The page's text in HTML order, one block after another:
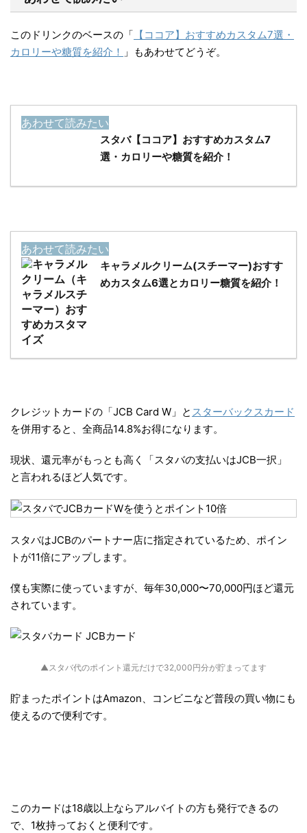
このドリンクのベースの「 【ココア】おすすめカスタム7選・
カロリーや糖質を紹介！ 」もあわせてどうぞ。
あわせて読みたい
スタバ【ココア】おすすめカスタム7
選・カロリーや糖質を紹介！
あわせて読みたい
キャラメルクリーム(スチーマー)おすす
めカスタム6選とカロリー糖質を紹介！
クレジットカードの「JCB Card W」と スターバックスカード
を併用すると、 全商品14.8%お得になります。
現状、還元率がもっとも高く「スタバの支払いはJCB一択 」
と言われるほど人気です。
スタバはJCBのパートナー店に指定されているため、 ポイン
トが11倍にアップします。
僕も実際に使っていますが、 毎年30,000〜70,000円ほど還元
されています。
▲スタバ代のポイント還元だけで32,000円分が貯まってます
貯まったポイントはAmazon、コンビニなど普段の買い物にも
使えるので便利です。
このカードは18歳以上ならアルバイトの方も発行できるの
で、1枚持っておくと便利です。